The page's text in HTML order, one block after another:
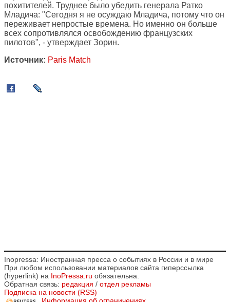
похитителей. Труднее было убедить генерала Ратко
Младича: "Сегодня я не осуждаю Младича, потому что он
переживает непростые времена. Но именно он больше
всех сопротивлялся освобождению французских
пилотов", - утверждает Зорин.
Источник: Paris Match
Inopressa: Иностранная пресса о событиях в России и в мире
При любом использовании материалов сайта гиперссылка
(hyperlink) на InoPressa.ru обязательна.
Обратная связь: редакция / отдел рекламы
Подписка на новости (RSS)